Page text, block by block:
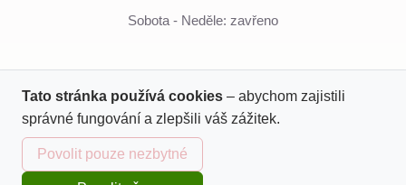
Sobota - Neděle: zavřeno
Tato stránka používá cookies – abychom zajistili
správné fungování a zlepšili váš zážitek.
Povolit pouze nezbytné